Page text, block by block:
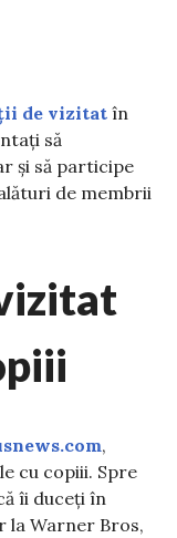
de vizitatîn
să
și să participe
de membrii
,
cu copiii. Spre
îi duceți în
la Warner Bros,